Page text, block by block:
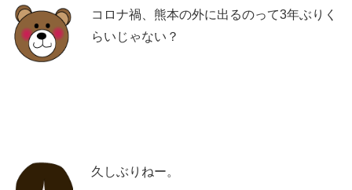
コロナ禍、熊本の外に出るのって3年ぶりく
らいじゃない？
久しぶりねー。